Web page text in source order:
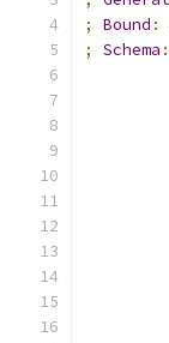
;
Bound :
;
Schema :